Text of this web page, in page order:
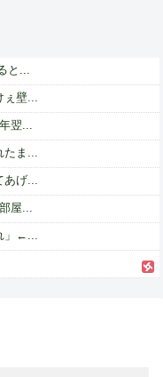
と...
壁...
翌...
ま...
げ...
屋...
」←...